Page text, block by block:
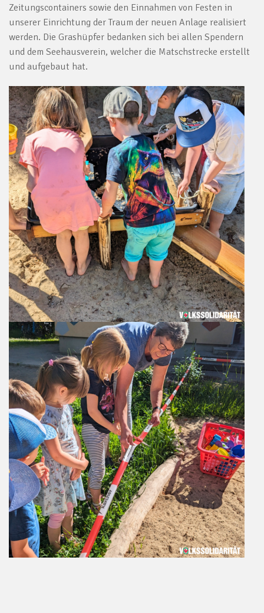
Zeitungscontainers sowie den Einnahmen von Festen in
unserer Einrichtung der Traum der neuen Anlage realisiert
werden. Die Grashüpfer bedanken sich bei allen Spendern
und dem Seehausverein, welcher die Matschstrecke erstellt
und aufgebaut hat.